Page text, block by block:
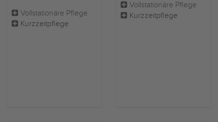
Vollstationäre Pflege
Kurzzeitpflege
Vollstationäre Pflege
Kurzzeitpflege